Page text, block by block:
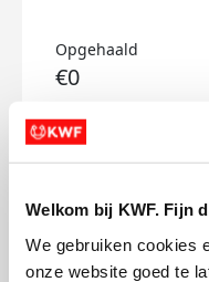
Welkom bij KWF. Fijn
We gebruiken cookies
onze website goed te
Opgehaald
€0
Doneer